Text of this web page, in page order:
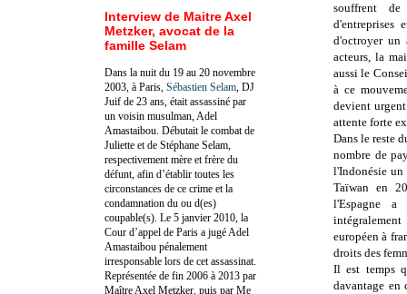
souffrent
d'entreprises
d'octroyer un
acteurs, la
aussi le
à ce
devient
attente forte
Dans le reste
nombre de
l'Indonésie
Taïwan en
l'Espagne
européen à
droits des
Il est temps
davantage en
Interview de Maitre Axel
Metzker, avocat de la
famille Selam
Dans la nuit du 19 au 20 novembre
2003, à Paris, Sébastien Selam , DJ
Juif de 23 ans, était assassiné par
un voisin musulman, Adel
Amastaibou. Débutait le combat de
Juliette et de Stéphane Selam,
respectivement mère et frère du
défunt, afin d’établir toutes les
circonstances de ce crime et la
condamnation du ou d(es)
coupable(s). Le 5 janvier 2010, la
Cour d’appel de Paris a jugé Adel
Amastaibou pénalement
irresponsable lors de cet assassinat.
Représentée de fin 2006 à 2013 par
Maître Axel Metzker, puis par Me